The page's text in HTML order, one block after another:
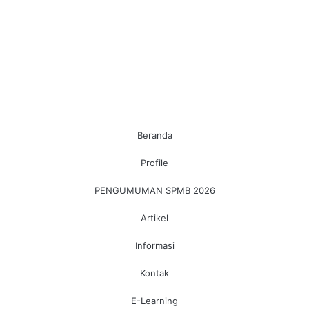
Beranda
Profile
PENGUMUMAN SPMB 2026
Artikel
Informasi
Kontak
E-Learning